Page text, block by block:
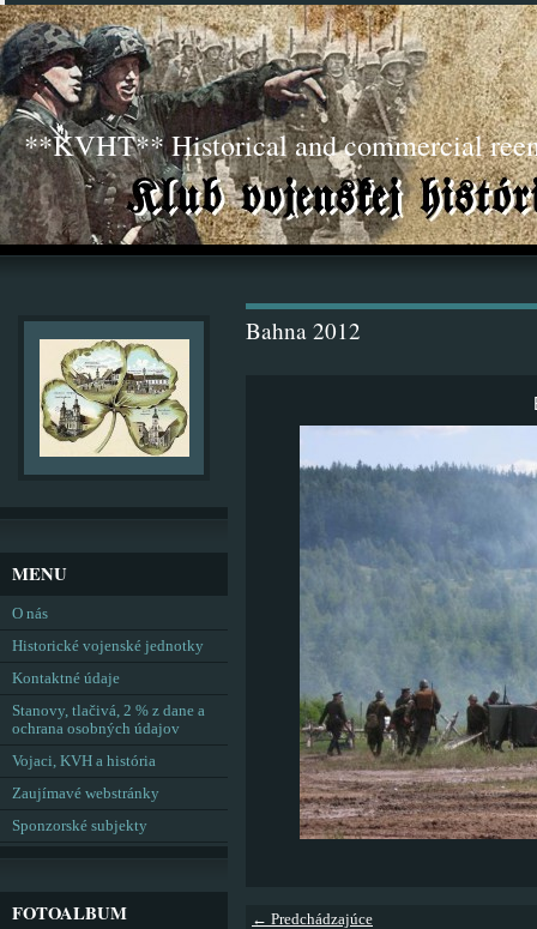
**KVHT** Historical and commercial
Bahna 2012
← Predchádzajúce
MENU
O nás
Historické vojenské jednotky
Kontaktné údaje
Stanovy, tlačivá, 2 % z dane a
ochrana osobných údajov
Vojaci, KVH a história
Zaujímavé webstránky
Sponzorské subjekty
FOTOALBUM